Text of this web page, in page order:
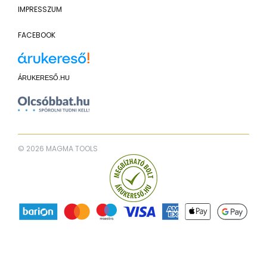
IMPRESSZUM
FACEBOOK
ÁRUKERESŐ.HU
© 2026 MAGMA TOOLS